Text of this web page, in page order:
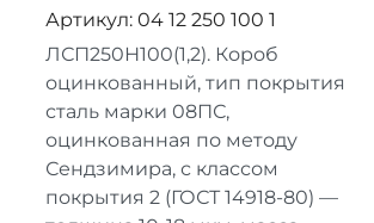
Артикул: 04 12 250 100 1
ЛСП250Н100(1,2). Короб
оцинкованный, тип покрытия
сталь марки 08ПС,
оцинкованная по методу
Сендзимира, с классом
покрытия 2 (ГОСТ 14918-80) —